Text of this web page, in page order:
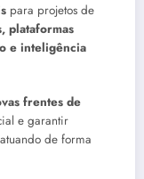
para projetos de
plataformas
e inteligência
frentes de
e garantir
de forma